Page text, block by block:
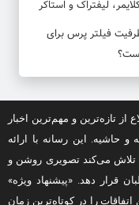
لیفتراک و استاکر
فیلتر پرس برای
از تازه‌ترین و مهم‌ترین اخبار
و حاشیه. این رسانه با ارائه
تلاش می‌کند تصویری روشن و
قرار دهد. «پیشنهاد ویژه»
را در کوتاه‌ترین زمان